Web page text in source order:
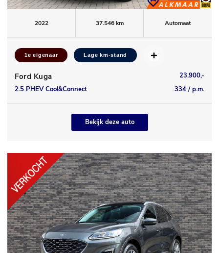
2022 37.546 km Automaat
1e eigenaar Lage km-stand
Ford Kuga
23.900,-
2.5 PHEV Cool&Connect
334 / p.m.
Bekijk deze auto